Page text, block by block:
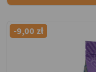
-9,00 zł